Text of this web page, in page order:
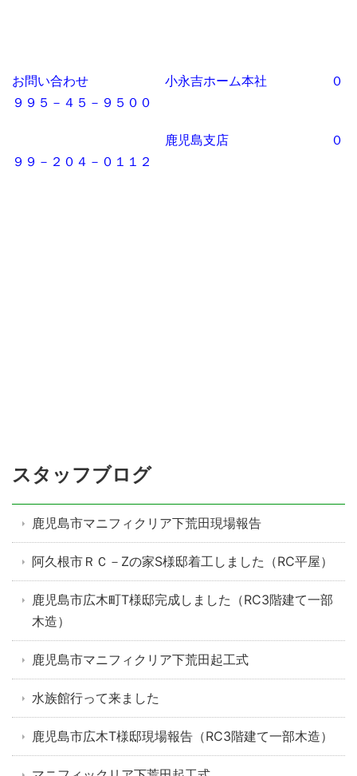
お問い合わせ 小永吉ホーム本社 ０
９９５－４５－９５００
鹿児島支店 ０
９９－２０４－０１１２
スタッフブログ
鹿児島市マニフィクリア下荒田現場報告
阿久根市ＲＣ－Zの家S様邸着工しました（RC平屋）
鹿児島市広木町T様邸完成しました（RC3階建て一部
木造）
鹿児島市マニフィクリア下荒田起工式
水族館行って来ました
鹿児島市広木T様邸現場報告（RC3階建て一部木造）